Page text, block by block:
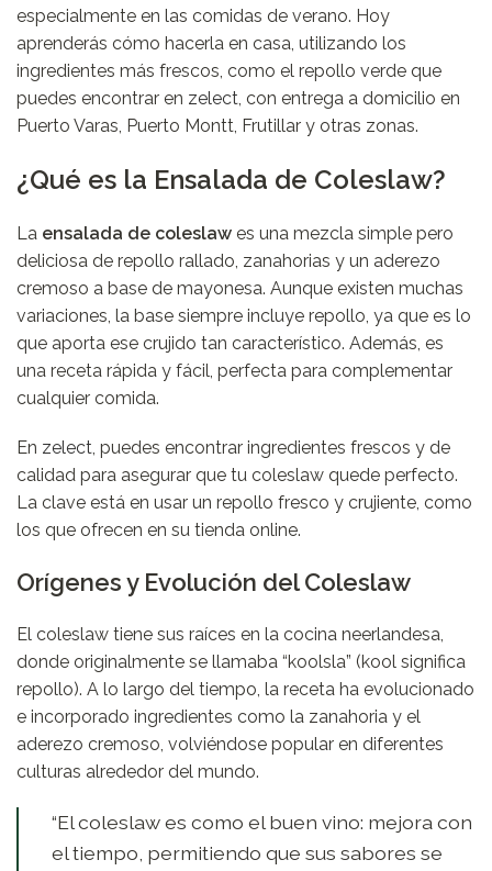
especialmente en las comidas de verano. Hoy
aprenderás cómo hacerla en casa, utilizando los
ingredientes más frescos, como el repollo verde que
puedes encontrar en zelect, con entrega a domicilio en
Puerto Varas, Puerto Montt, Frutillar y otras zonas.
¿Qué es la Ensalada de Coleslaw?
La ensalada de coleslaw es una mezcla simple pero
deliciosa de repollo rallado, zanahorias y un aderezo
cremoso a base de mayonesa. Aunque existen muchas
variaciones, la base siempre incluye repollo, ya que es lo
que aporta ese crujido tan característico. Además, es
una receta rápida y fácil, perfecta para complementar
cualquier comida.
En zelect, puedes encontrar ingredientes frescos y de
calidad para asegurar que tu coleslaw quede perfecto.
La clave está en usar un repollo fresco y crujiente, como
los que ofrecen en su tienda online.
Orígenes y Evolución del Coleslaw
El coleslaw tiene sus raíces en la cocina neerlandesa,
donde originalmente se llamaba “koolsla” (kool significa
repollo). A lo largo del tiempo, la receta ha evolucionado
e incorporado ingredientes como la zanahoria y el
aderezo cremoso, volviéndose popular en diferentes
culturas alrededor del mundo.
“El coleslaw es como el buen vino: mejora con
el tiempo, permitiendo que sus sabores se